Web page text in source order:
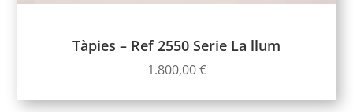
Tàpies – Ref 2550 Serie La llum
1.800,00€